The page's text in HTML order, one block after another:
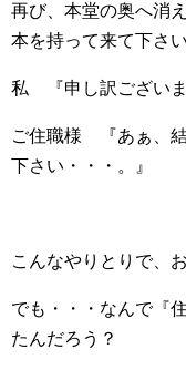
再び、本堂の奥へ消
本を持って来て下さい
私 『申し訳ございま
ご住職様 『あぁ、
下さい・・・。』
こんなやりとりで、
でも・・・なんで『
たんだろう？